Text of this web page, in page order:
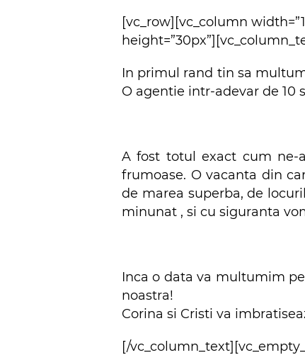
[vc_row][vc_column
In primul rand tin sa
O agentie intr-adevar de 10
A fost totul exact cum ne-
frumoase. O vacanta din
de marea superba, de
minunat , si cu siguranta
Inca o data va multumim
noastra!
Corina si Cristi va
[/